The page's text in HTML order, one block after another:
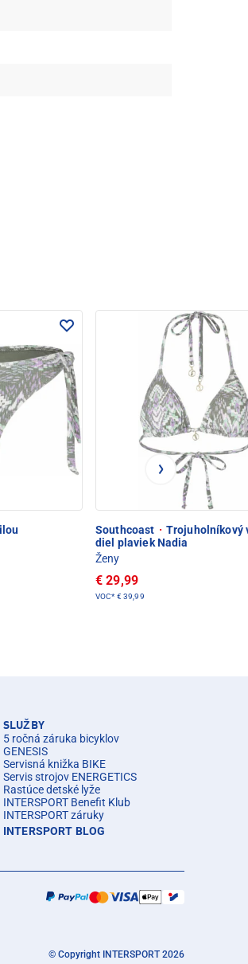
Southcoast · Trojuholníkový
diel plaviek Nadia
Ženy
€ 29,99
VOC* € 39,99
SLUŽBY
5 ročná záruka bicyklov
GENESIS
Servisná knižka BIKE
Servis strojov ENERGETICS
Rastúce detské lyže
INTERSPORT Benefit Klub
INTERSPORT záruky
INTERSPORT BLOG
© Copyright INTERSPORT 2026